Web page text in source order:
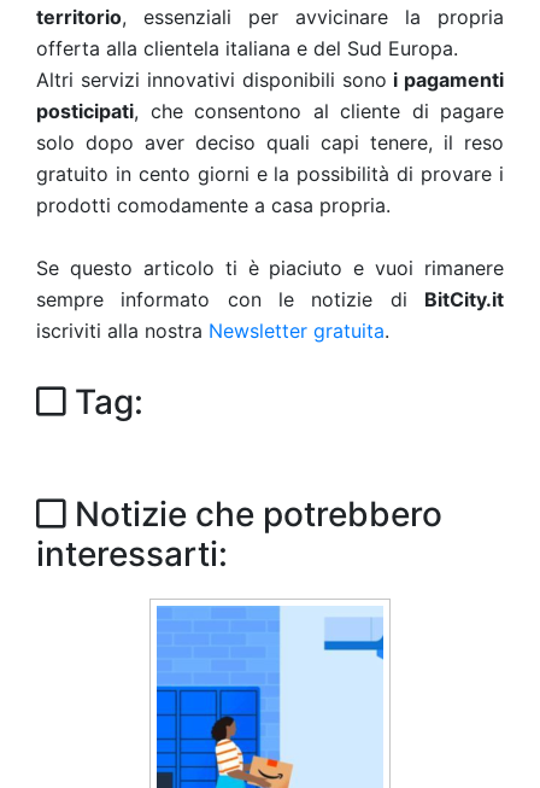
territorio, essenziali per avvicinare la propria
offerta alla clientela italiana e del Sud Europa.
Altri servizi innovativi disponibili sono i pagamenti
posticipati, che consentono al cliente di pagare
solo dopo aver deciso quali capi tenere, il reso
gratuito in cento giorni e la possibilità di provare i
prodotti comodamente a casa propria.
Se questo articolo ti è piaciuto e vuoi rimanere
sempre informato con le notizie di BitCity.it
iscriviti alla nostra Newsletter gratuita.
Tag:
Notizie che potrebbero
interessarti: